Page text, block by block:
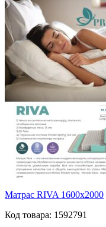
Матрас RIVA 1600х2000
Код товара: 1592791